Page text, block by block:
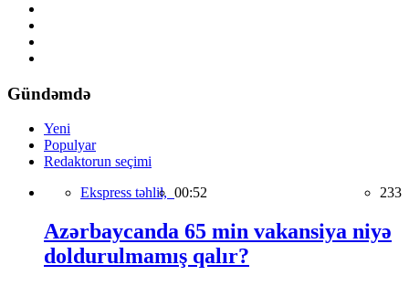
Gündəmdə
Yeni
Populyar
Redaktorun seçimi
Ekspress təhlil, 00:52 233
Azərbaycanda 65 min vakansiya niyə
doldurulmamış qalır?